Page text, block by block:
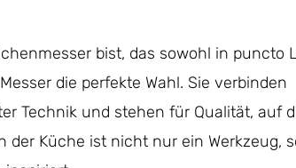
bist, das sowohl in puncto
die perfekte Wahl. Sie verbinden
Technik und stehen für Qualität, auf
der Küche ist nicht nur ein Werkzeug,